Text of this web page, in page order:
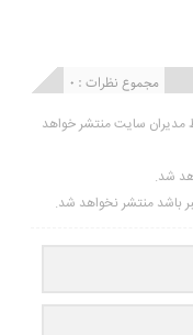
مجموع نظرات : 0
مدیران سایت منتشر خواهد
شد.
باشد منتشر نخواهد شد.